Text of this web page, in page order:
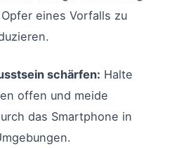
eines Vorfalls zu
schärfen: Halte
offen und meide
das Smartphone in